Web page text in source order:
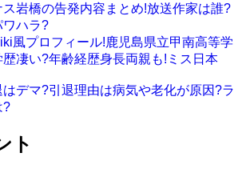
岩橋の告発内容まとめ!放送作家は誰?
ワハラ?
風プロフィール!鹿児島県立甲南高等学
凄い?年齢経歴身長両親も!ミス日本
デマ?引退理由は病気や老化が原因?ラ
?
ト